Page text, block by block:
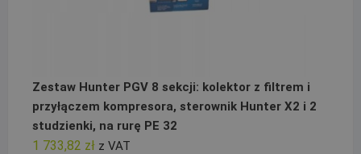
Zestaw Hunter PGV 8 sekcji: kolektor z filtrem i
przyłączem kompresora, sterownik Hunter X2 i 2
studzienki, na rurę PE 32
1 733,82 zł z VAT